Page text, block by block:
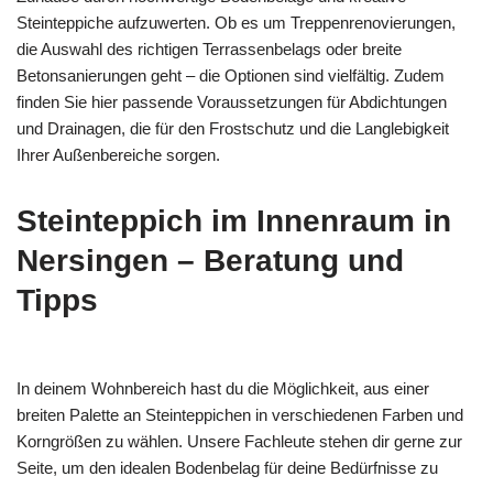
Steinteppiche aufzuwerten. Ob es um Treppenrenovierungen,
die Auswahl des richtigen Terrassenbelags oder breite
Betonsanierungen geht – die Optionen sind vielfältig. Zudem
finden Sie hier passende Voraussetzungen für Abdichtungen
und Drainagen, die für den Frostschutz und die Langlebigkeit
Ihrer Außenbereiche sorgen.
Steinteppich im Innenraum in
Nersingen – Beratung und
Tipps
In deinem Wohnbereich hast du die Möglichkeit, aus einer
breiten Palette an Steinteppichen in verschiedenen Farben und
Korngrößen zu wählen. Unsere Fachleute stehen dir gerne zur
Seite, um den idealen Bodenbelag für deine Bedürfnisse zu